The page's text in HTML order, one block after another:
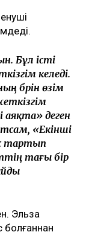
алмайды»:
кемесі
2,5
Бұл істі
келеді.